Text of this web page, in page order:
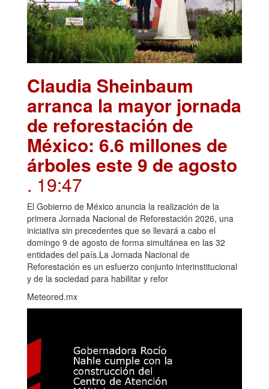
Claudia Sheinbaum
arranca la mayor jornada
de reforestación de
México: 6.6 millones de
árboles este 9 de agosto
. 19:47
El Gobierno de México anuncia la realización de la
primera Jornada Nacional de Reforestación 2026, una
iniciativa sin precedentes que se llevará a cabo el
domingo 9 de agosto de forma simultánea en las 32
entidades del país.La Jornada Nacional de
Reforestación es un esfuerzo conjunto interinstitucional
y de la sociedad para habilitar y refor
Meteored.mx